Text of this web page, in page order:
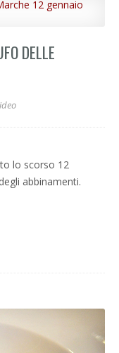
DELLE
lo scorso 12
abbinamenti.